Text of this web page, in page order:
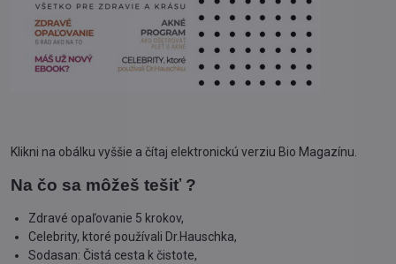
Klikni na obálku vyššie a čítaj elektronickú verziu Bio Magazínu.
Na čo sa môžeš tešiť ?
Zdravé opaľovanie 5 krokov,
Celebrity, ktoré používali Dr.Hauschka,
Sodasan: Čistá cesta k čistote,